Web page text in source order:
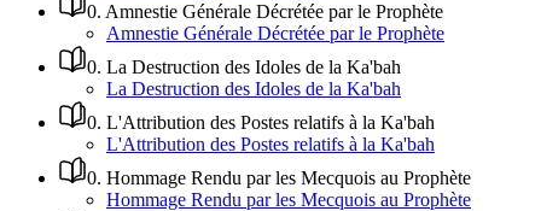
0. Amnestie Générale Décrétée par le Prophète
Amnestie Générale Décrétée par le Prophète
0. La Destruction des Idoles de la Ka'bah
La Destruction des Idoles de la Ka'bah
0. L'Attribution des Postes relatifs à la Ka'bah
L'Attribution des Postes relatifs à la Ka'bah
0. Hommage Rendu par les Mecquois au Prophète
Hommage Rendu par les Mecquois au Prophète